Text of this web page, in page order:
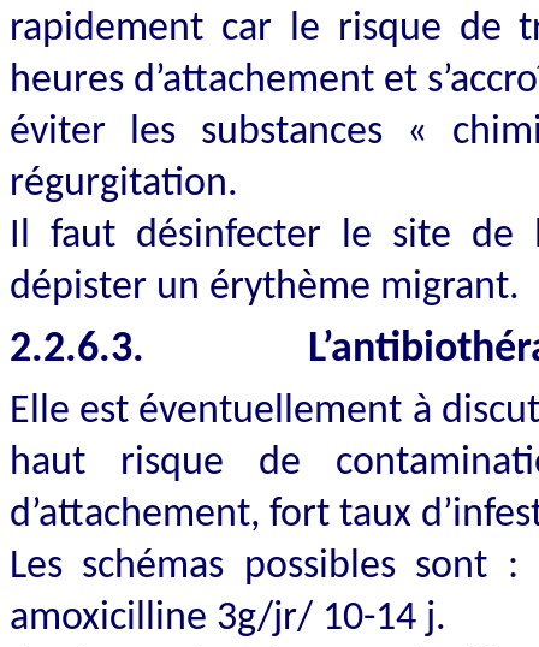
rapidement car le risque de
heures d’attachement et
éviter les substances «
régurgitation.
Il faut désinfecter le site de
dépister un érythème migrant.
2.2.6.3.
Elle est éventuellement à
haut risque de
d’attachement, fort taux
Les schémas possibles sont
amoxicilline 3g/jr/ 10-14 j.